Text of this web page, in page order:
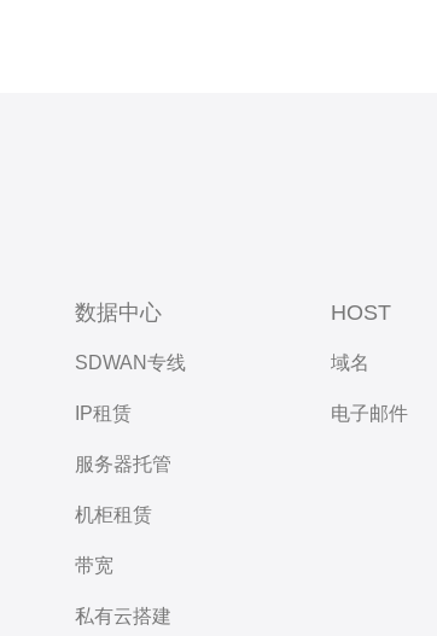
数据中心
SDWAN专线
IP租赁
服务器托管
机柜租赁
带宽
私有云搭建
HOST
域名
电子邮件